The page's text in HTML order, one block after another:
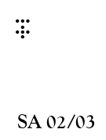
SA 02/03